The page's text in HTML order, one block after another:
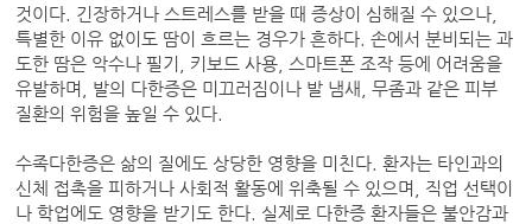
것이다. 긴장하거나 스트레스를 받을 때 증상이 심해질 수 있으나,
특별한 이유 없이도 땀이 흐르는 경우가 흔하다. 손에서 분비되는 과
도한 땀은 악수나 필기, 키보드 사용, 스마트폰 조작 등에 어려움을
유발하며, 발의 다한증은 미끄러짐이나 발 냄새, 무좀과 같은 피부
질환의 위험을 높일 수 있다.
수족다한증은 삶의 질에도 상당한 영향을 미친다. 환자는 타인과의
신체 접촉을 피하거나 사회적 활동에 위축될 수 있으며, 직업 선택이
나 학업에도 영향을 받기도 한다. 실제로 다한증 환자들은 불안감과